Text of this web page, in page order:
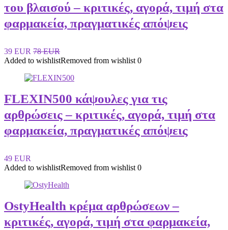
του βλαισού – κριτικές, αγορά, τιμή στα
φαρμακεία, πραγματικές απόψεις
39 EUR 78 EUR
Added to wishlistRemoved from wishlist 0
FLEXIN500 κάψουλες για τις
αρθρώσεις – κριτικές, αγορά, τιμή στα
φαρμακεία, πραγματικές απόψεις
49 EUR
Added to wishlistRemoved from wishlist 0
OstyHealth κρέμα αρθρώσεων –
κριτικές, αγορά, τιμή στα φαρμακεία,